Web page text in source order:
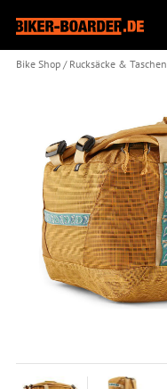
Bike Shop Rucksäcke & Taschen